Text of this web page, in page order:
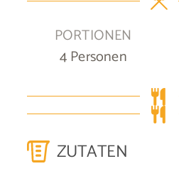
PORTIONEN
4 Personen
ZUTATEN